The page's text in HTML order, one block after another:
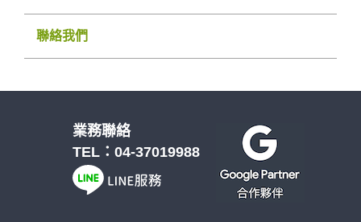
聯絡我們
業務聯絡
TEL： 04-37019988